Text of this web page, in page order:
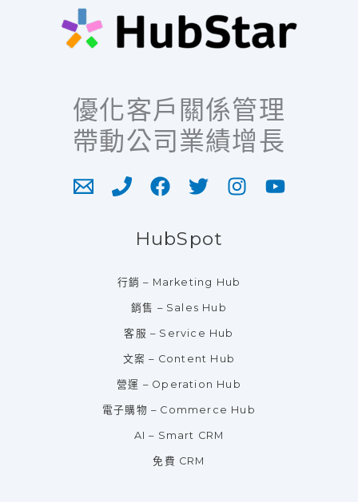
優化客戶關係管理
帶動公司業績增長
HubSpot
行銷 – Marketing Hub
銷售 – Sales Hub
客服 – Service Hub
文案 – Content Hub
營運 – Operation Hub
電子購物 – Commerce Hub
AI – Smart CRM
免費 CRM